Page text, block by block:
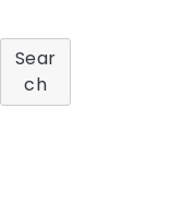
Sear
Ch